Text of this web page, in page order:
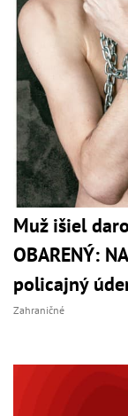
Muž išiel
OBARENÝ:
policajný
Zahraničné